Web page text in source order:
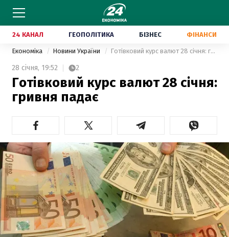
24 КАНАЛ ГЕОПОЛІТИКА БІЗНЕС ФІНАНСИ
Економіка Новини України Готівковий курс валют 28 січня: гривня падає
28 січня, 19:52 2
Готівковий курс валют 28 січня:
гривня падає